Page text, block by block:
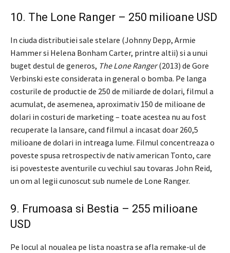
10. The Lone Ranger – 250 milioane USD
In ciuda distributiei sale stelare (Johnny Depp, Armie
Hammer si Helena Bonham Carter, printre altii) si a unui
buget destul de generos, The Lone Ranger(2013) de Gore
Verbinski este considerata in general o bomba. Pe langa
costurile de productie de 250 de miliarde de dolari, filmul a
acumulat, de asemenea, aproximativ 150 de milioane de
dolari in costuri de marketing – toate acestea nu au fost
recuperate la lansare, cand filmul a incasat doar 260,5
milioane de dolari in intreaga lume. Filmul concentreaza o
poveste spusa retrospectiv de nativ american Tonto, care
isi povesteste aventurile cu vechiul sau tovaras John Reid,
un om al legii cunoscut sub numele de Lone Ranger.
9. Frumoasa si Bestia – 255 milioane
USD
Pe locul al noualea pe lista noastra se afla remake-ul de